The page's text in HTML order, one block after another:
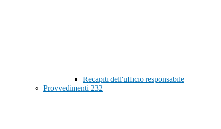
Recapiti dell'ufficio responsabile
Provvedimenti 232